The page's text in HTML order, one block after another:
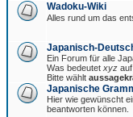
Wadoku-Wiki
Alles rund um das
Japanisch-
Ein Forum für alle
Was bedeutet xyz
Bitte wählt
Japanische
Hier wie gewünscht
beantworten können.